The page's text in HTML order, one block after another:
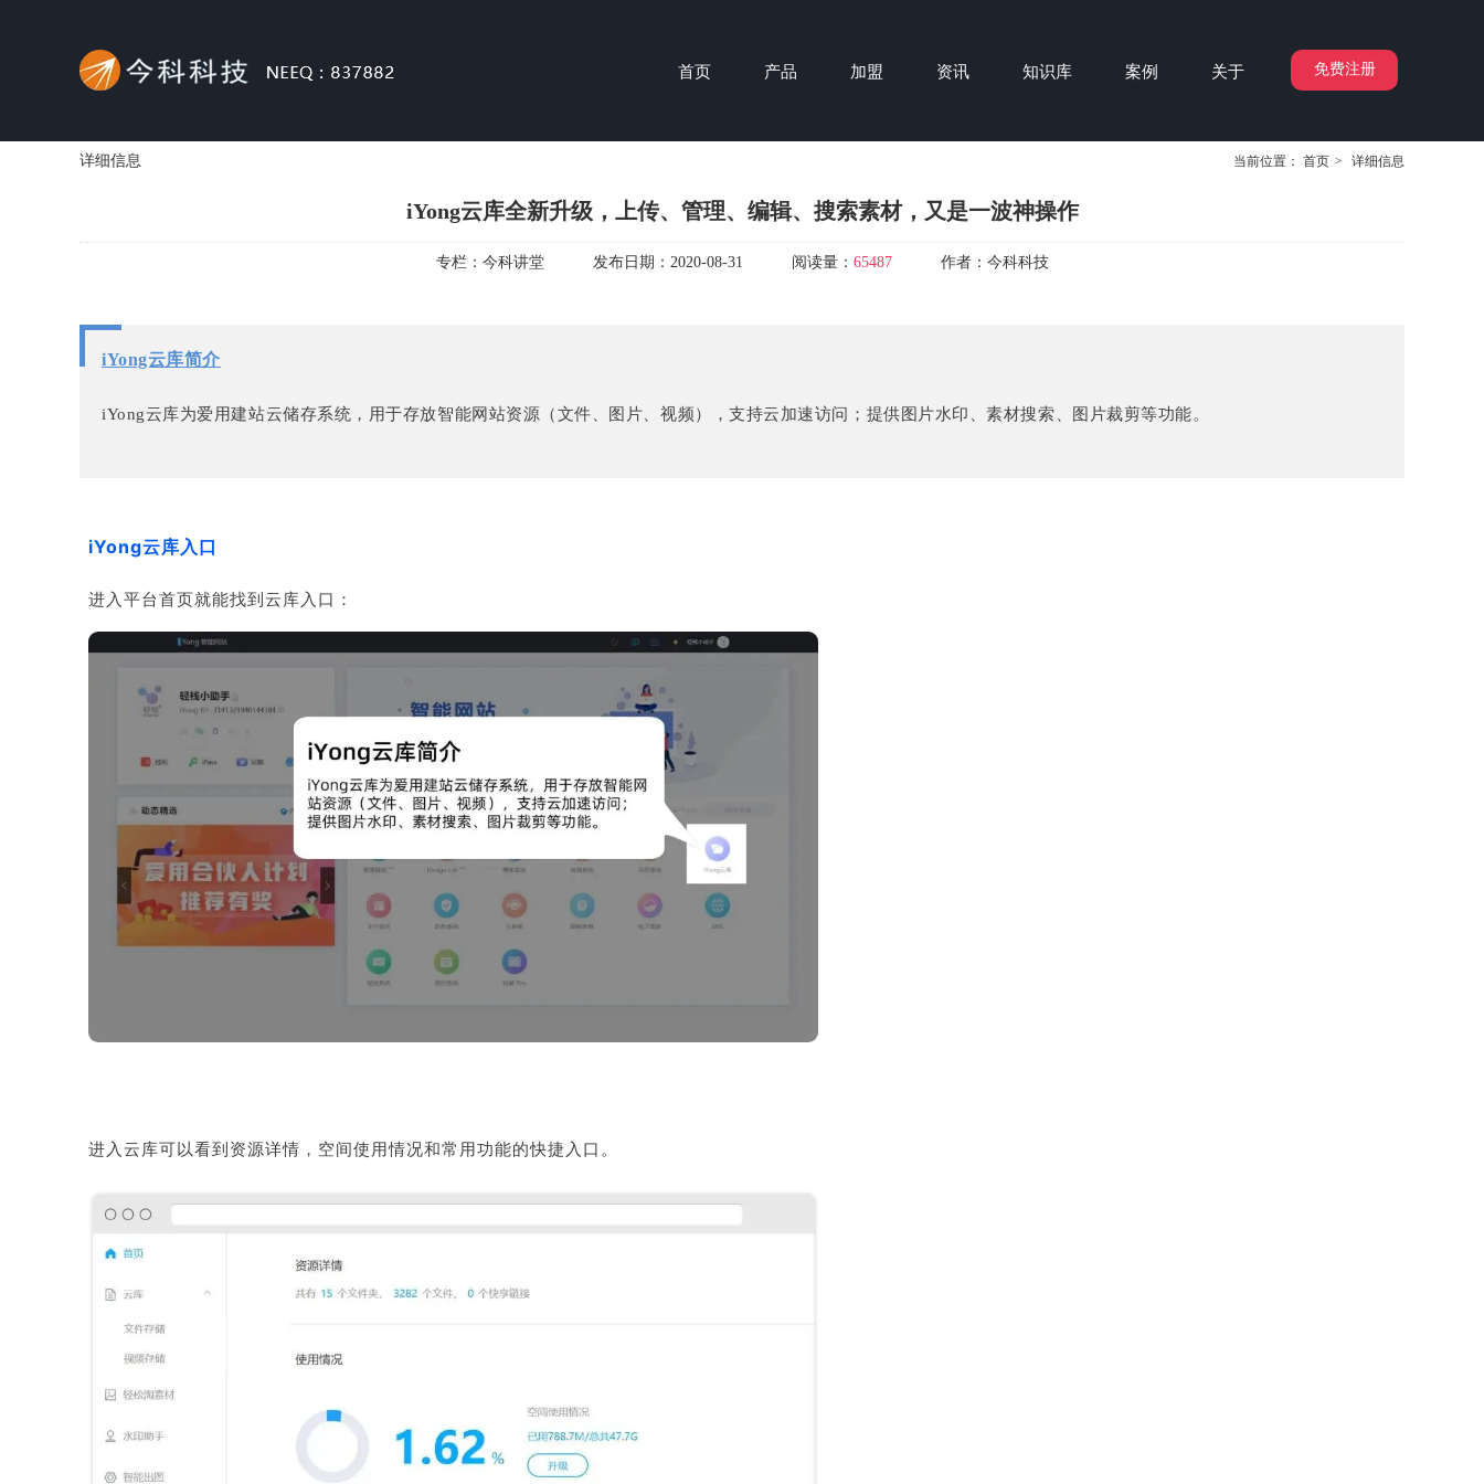
免费注册
首页 产品 加盟 资讯 知识库 案例 关于
详细信息 当前位置： 首页 > 详细信息
iYong云库全新升级，上传、管理、编辑、搜索素材，又是一波神操作
专栏： 今科讲堂 发布日期： 2020-08-31 阅读量： 65487 作者： 今科科技
iYong云库简介
iYong云库为爱用建站云储存系统，用于存放智能网站资源（文件、图片、视频），支持云加速访问；提供图片水印、素材搜索、图片裁剪等功能。
iYong云库入口
进入平台首页就能找到云库入口：
进入云库可以看到资源详情，空间使用情况和常用功能的快捷入口。